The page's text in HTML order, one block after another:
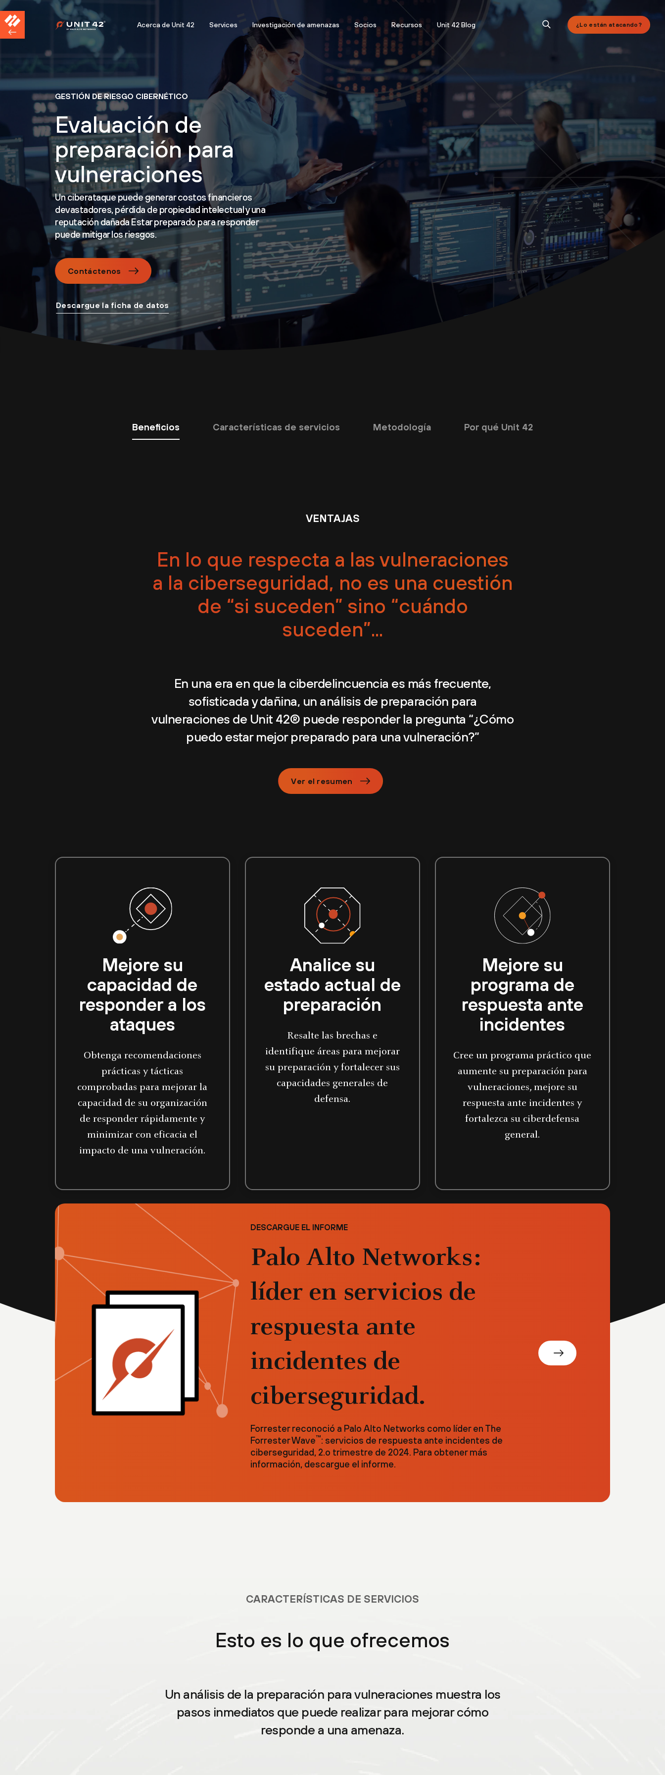
Acerca de Unit 42 Services Investigación de amenazas Socios Recursos Unit 42 Blog ¿Lo están atacando?
GESTIÓN DE RIESGO CIBERNÉTICO
Evaluación de
preparación para
vulneraciones
Un ciberataque puede generar costos financieros
devastadores, pérdida de propiedad intelectual y una
reputación dañada Estar preparado para responder
puede mitigar los riesgos.
Contáctenos
Descargue la ficha de datos
Beneficios Características de servicios Metodología Por qué Unit 42
VENTAJAS
En lo que respecta a las vulneraciones
a la ciberseguridad, no es una cuestión
de “si suceden” sino “cuándo
suceden”...
En una era en que la ciberdelincuencia es más frecuente,
sofisticada y dañina, un análisis de preparación para
vulneraciones de Unit 42® puede responder la pregunta “¿Cómo
puedo estar mejor preparado para una vulneración?”
Ver el resumen
Mejore su
capacidad de
responder a los
ataques
Obtenga recomendaciones
prácticas y tácticas
comprobadas para mejorar la
capacidad de su organización
de responder rápidamente y
minimizar con eficacia el
impacto de una vulneración.
Analice su
estado actual de
preparación
Resalte las brechas e
identifique áreas para mejorar
su preparación y fortalecer sus
capacidades generales de
defensa.
Mejore su
programa de
respuesta ante
incidentes
Cree un programa práctico que
aumente su preparación para
vulneraciones, mejore su
respuesta ante incidentes y
fortalezca su ciberdefensa
general.
DESCARGUE EL INFORME
Palo Alto Networks:
líder en servicios de
respuesta ante
incidentes de
ciberseguridad.
Forrester reconoció a Palo Alto Networks como líder en The
Forrester Wave™: servicios de respuesta ante incidentes de
ciberseguridad, 2.o trimestre de 2024. Para obtener más
información, descargue el informe.
CARACTERÍSTICAS DE SERVICIOS
Esto es lo que ofrecemos
Un análisis de la preparación para vulneraciones muestra los
pasos inmediatos que puede realizar para mejorar cómo
responde a una amenaza.